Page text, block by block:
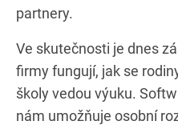
partnery.
Ve skutečnosti je dnes
firmy fungují, jak se
školy vedou výuku.
nám umožňuje osobní